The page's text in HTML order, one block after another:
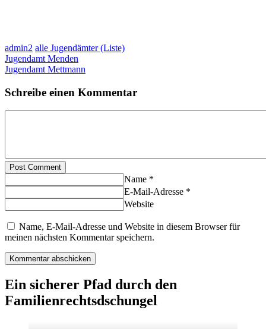
admin2 alle Jugendämter (Liste)
Jugendamt Menden
Jugendamt Mettmann
Schreibe einen Kommentar
Post Comment
Name *
E-Mail-Adresse *
Website
Name, E-Mail-Adresse und Website in diesem Browser für
meinen nächsten Kommentar speichern.
Ein sicherer Pfad durch den
Familienrechtsdschungel